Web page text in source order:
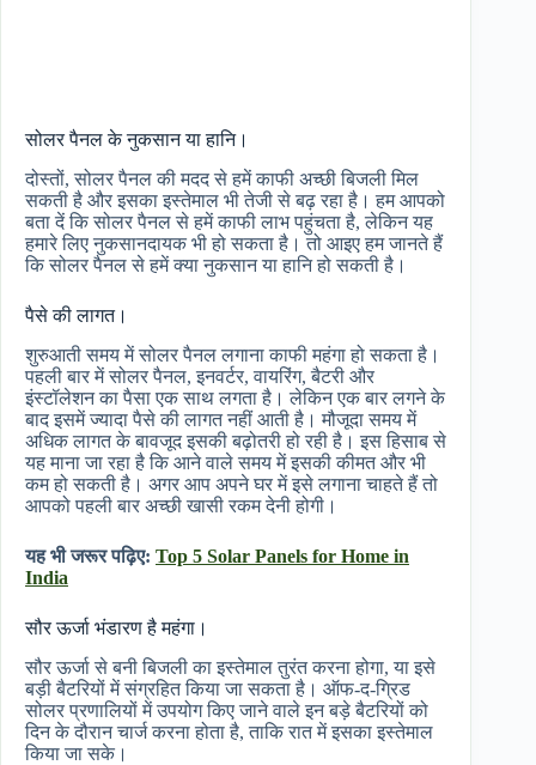
सोलर पैनल के नुकसान या हानि।
दोस्तों, सोलर पैनल की मदद से हमें काफी अच्छी बिजली मिल
सकती है और इसका इस्तेमाल भी तेजी से बढ़ रहा है। हम आपको
बता दें कि सोलर पैनल से हमें काफी लाभ पहुंचता है, लेकिन यह
हमारे लिए नुकसानदायक भी हो सकता है। तो आइए हम जानते हैं
कि सोलर पैनल से हमें क्या नुकसान या हानि हो सकती है।
पैसे की लागत।
शुरुआती समय में सोलर पैनल लगाना काफी महंगा हो सकता है।
पहली बार में सोलर पैनल, इनवर्टर, वायरिंग, बैटरी और
इंस्टॉलेशन का पैसा एक साथ लगता है। लेकिन एक बार लगने के
बाद इसमें ज्यादा पैसे की लागत नहीं आती है। मौजूदा समय में
अधिक लागत के बावजूद इसकी बढ़ोतरी हो रही है। इस हिसाब से
यह माना जा रहा है कि आने वाले समय में इसकी कीमत और भी
कम हो सकती है। अगर आप अपने घर में इसे लगाना चाहते हैं तो
आपको पहली बार अच्छी खासी रकम देनी होगी।
यह भी जरूर पढ़िए: Top 5 Solar Panels for Home in
India
सौर ऊर्जा भंडारण है महंगा।
सौर ऊर्जा से बनी बिजली का इस्तेमाल तुरंत करना होगा, या इसे
बड़ी बैटरियों में संग्रहित किया जा सकता है। ऑफ-द-ग्रिड
सोलर प्रणालियों में उपयोग किए जाने वाले इन बड़े बैटरियों को
दिन के दौरान चार्ज करना होता है, ताकि रात में इसका इस्तेमाल
किया जा सके।